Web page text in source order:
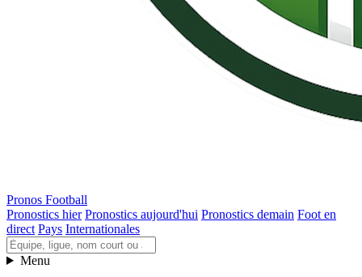
Pronos Football
Pronostics hier Pronostics aujourd'hui Pronostics demain Foot en
direct Pays Internationales
Menu